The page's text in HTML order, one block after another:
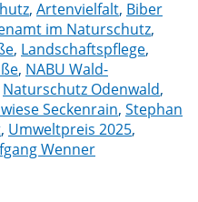
, Artenvielfalt, Biber
im Naturschutz,
, Landschaftspflege,
, NABU Wald-
Naturschutz Odenwald,
Seckenrain, Stephan
, Umweltpreis 2025,
Wenner